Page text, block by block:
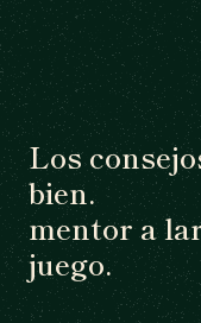
Los
bien.
mentor a
juego.